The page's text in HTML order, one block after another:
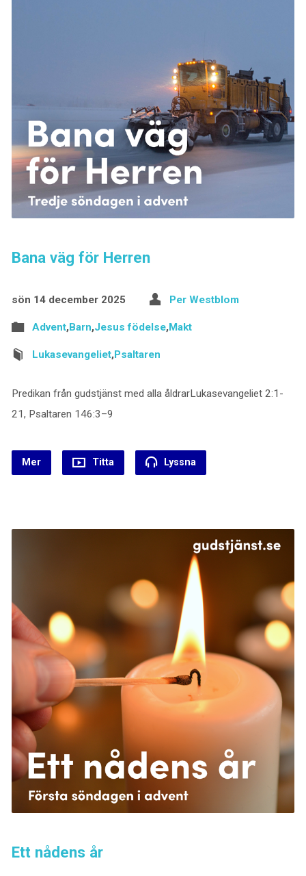
Bana väg för Herren
sön 14 december 2025 Per Westblom
Advent,Barn,Jesus födelse,Makt
Lukasevangeliet,Psaltaren
Predikan från gudstjänst med alla åldrarLukasevangeliet 2:1-
21, Psaltaren 146:3–9
Mer Titta Lyssna
Ett nådens år